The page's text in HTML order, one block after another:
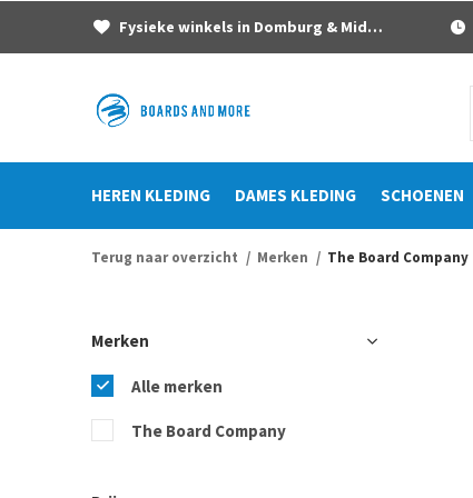
HEREN KLEDING DAMES KLEDING SCHOENEN
Fysieke winkels in Domburg & Middelburg
Terug naar overzicht Merken The Board Company
Merken
Alle merken
The Board Company